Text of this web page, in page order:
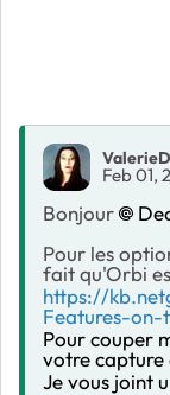
ValerieD
Feb 01,
Bonjour
Pour les
fait qu'Orbi
https://
Features-
Pour couper
votre capture
Je vous joint